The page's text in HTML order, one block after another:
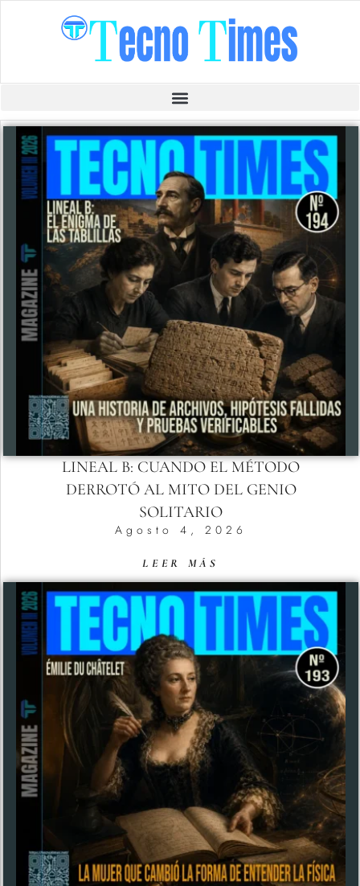
LINEAL B: CUANDO EL MÉTODO
DERROTÓ AL MITO DEL GENIO
SOLITARIO
Agosto 4, 2026
LEER MÁS